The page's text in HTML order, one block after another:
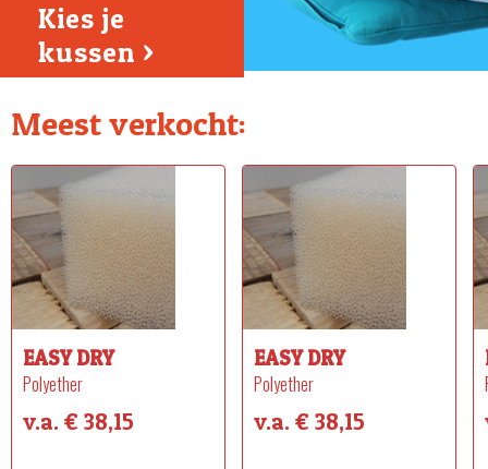
Kies je
kussen >
Meest verkocht:
EASY DRY
Polyether
v.a. € 38,15
EASY DRY
Polyether
v.a. € 38,15